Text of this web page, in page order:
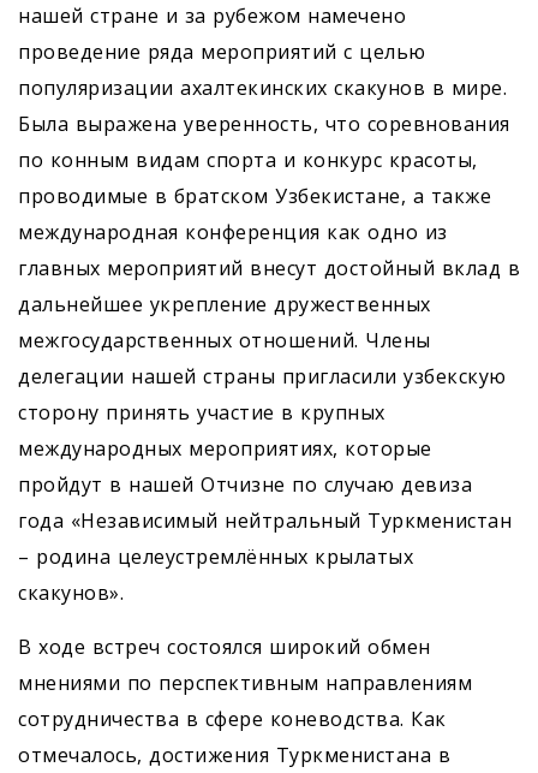
нашей стране и за рубежом намечено
проведение ряда мероприятий с ­целью
популяризации ахалтекинских скакунов в мире.
Была выражена уверенность, что соревнования
по конным видам спорта и конкурс красоты,
проводимые в братском Узбекистане, а также
международная конференция как одно из
главных мероприятий внесут достойный вклад в
дальнейшее укрепление дружественных
межгосударственных отношений. Члены
делегации нашей страны пригласили узбекскую
сторону принять участие в крупных
международных мероприятиях, которые
пройдут в нашей Отчизне по случаю девиза
года «Независимый нейтральный Туркменистан
– родина целеустремлённых крылатых
скакунов».
В ходе встреч состоялся широкий обмен
мнениями по перспективным направлениям
сотрудничества в сфере коневодства. Как
отмечалось, достижения Туркменистана в